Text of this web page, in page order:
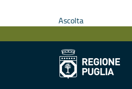
Ascolta